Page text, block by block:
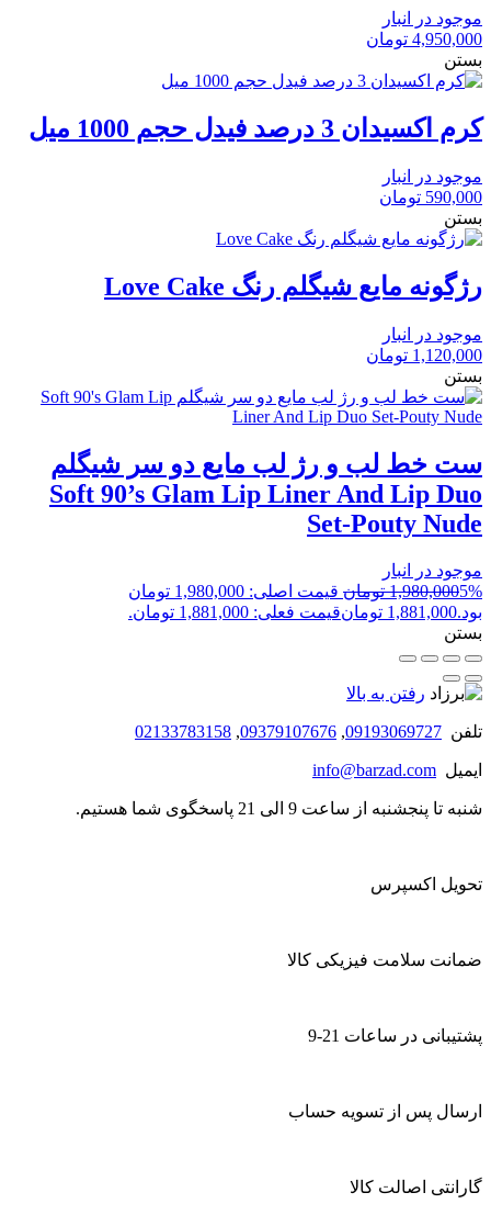
موجود در انبار
4,950,000 تومان
بستن
کرم اکسیدان 3 درصد فیدل حجم 1000 میل
موجود در انبار
590,000 تومان
بستن
رژگونه مایع شیگلم رنگ Love Cake
موجود در انبار
1,120,000 تومان
بستن
ست خط لب و رژ لب مایع دو سر شیگلم
Soft 90’s Glam Lip Liner And Lip Duo
Set-Pouty Nude
موجود در انبار
5%
1,980,000 تومان
قیمت اصلی: 1,980,000 تومان
بود.1,881,000 تومانقیمت فعلی: 1,881,000 تومان.
بستن
رفتن به بالا
تلفن 09193069727
,
09379107676
,
02133783158
ایمیل info@barzad.com
شنبه تا پنجشنبه از ساعت 9 الی 21 پاسخگوی شما هستیم.
تحویل اکسپرس
ضمانت سلامت فیزیکی کالا
پشتیبانی در ساعات 21-9
ارسال پس از تسویه حساب
گارانتی اصالت کالا